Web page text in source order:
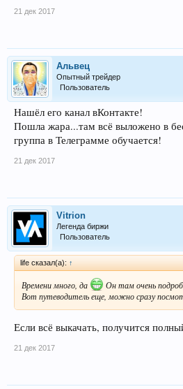
21 дек 2017
Альвец
Опытный трейдер
Пользователь
Нашёл его канал вКонтакте!
Пошла жара...там всё выложено в
группа в Телеграмме обучается!
21 дек 2017
Vitrion
Легенда биржи
Пользователь
life сказал(а): ↑
Времени много, да
Он там очень
Вот путеводитель еще, можно сразу
Если всё выкачать, получится
21 дек 2017